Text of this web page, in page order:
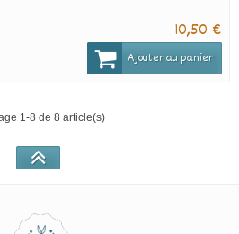
10,50 €
Ajouter au panier
1-8 de 8 article(s)